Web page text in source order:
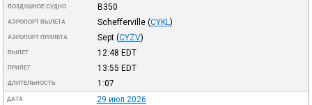
ВОЗДУШНОЕ СУДНО B350
АЭРОПОРТ ВЫЛЕТА Schefferville (CYKL )
АЭРОПОРТ ПРИЛЕТА Sept (CYZV)
ВЫЛЕТ 12:48 EDT
ПРИЛЕТ 13:55 EDT
ДЛИТЕЛЬНОСТЬ 1:07
ДАТА 29 июл 2026